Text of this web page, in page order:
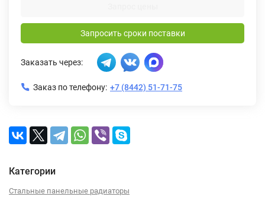
Запросить сроки поставки
Заказать через:
Заказ по телефону: +7 (8442) 51-71-75
Категории
Стальные панельные радиаторы